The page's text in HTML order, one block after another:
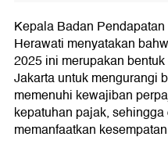
Kepala Badan
Herawati menyatakan
2025 ini merupakan
Jakarta untuk mengurangi
memenuhi kewajiban
kepatuhan pajak,
memanfaatkan